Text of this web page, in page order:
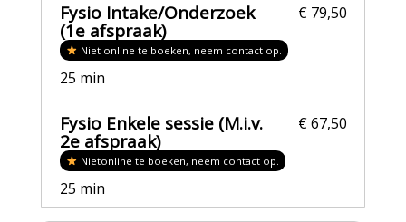
Fysio Intake/Onderzoek
(1e afspraak)
Niet online te boeken, neem contact op.
25 min
€ 79,50
Fysio Enkele sessie (M.i.v.
2e afspraak)
Nietonline te boeken, neem contact op.
25 min
€ 67,50